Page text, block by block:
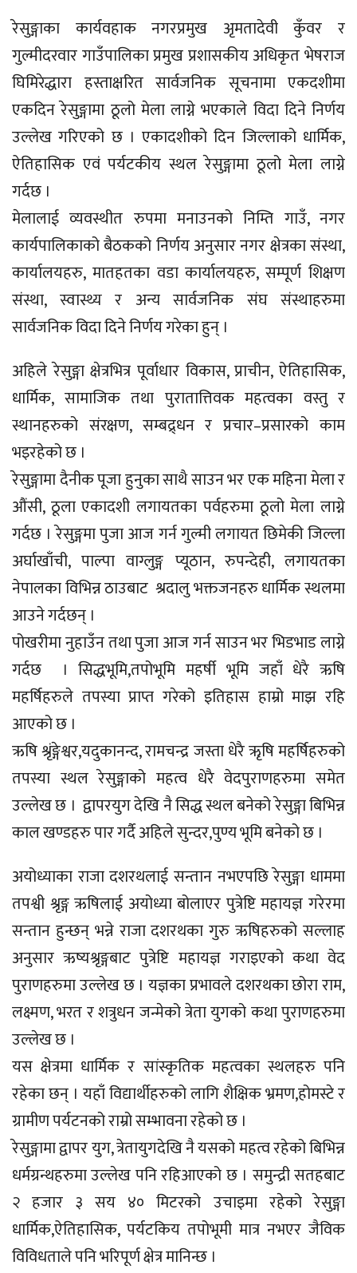
रेसुङ्गाका कार्यवहाक नगरप्रमुख अृमतादेवी कुँवर र
गुल्मीदरवार गाउँपालिका प्रमुख प्रशासकीय अधिकृत भेषराज
घिमिरेद्धारा हस्ताक्षरित सार्वजनिक सूचनामा एकदशीमा
एकदिन रेसुङ्गामा ठूलो मेला लाग्ने भएकाले विदा दिने निर्णय
उल्लेख गरिएको छ । एकादशीको दिन जिल्लाको धार्मिक,
ऐतिहासिक एवं पर्यटकीय स्थल रेसुङ्गामा ठूलो मेला लाग्ने
गर्दछ ।
मेलालाई व्यवस्थीत रुपमा मनाउनको निम्ति गाउँ, नगर
कार्यपालिकाको बैठकको निर्णय अनुसार नगर क्षेत्रका संस्था,
कार्यालयहरु, मातहतका वडा कार्यालयहरु, सम्पूर्ण शिक्षण
संस्था, स्वास्थ्य र अन्य सार्वजनिक संघ संस्थाहरुमा
सार्वजनिक विदा दिने निर्णय गरेका हुन् ।
अहिले रेसुङ्गा क्षेत्रभित्र पूर्वाधार विकास, प्राचीन, ऐतिहासिक,
धार्मिक, सामाजिक तथा पुरातात्तिवक महत्वका वस्तु र
स्थानहरुको संरक्षण, सम्बद्र्धन र प्रचार–प्रसारको काम
भइरहेको छ ।
रेसुङ्गामा दैनीक पूजा हुनुका साथै साउन भर एक महिना मेला र
औंसी, ठूला एकादशी लगायतका पर्वहरुमा ठूलो मेला लाग्ने
गर्दछ । रेसुङ्गमा पुजा आज गर्न गुल्मी लगायत छिमेकी जिल्ला
अर्घाखाँची, पाल्पा वाग्लुङ्ग प्यूठान, रुपन्देही, लगायतका
नेपालका विभिन्न ठाउबाट श्रदालु भक्तजनहरु धार्मिक स्थलमा
आउने गर्दछन् ।
पोखरीमा नुहाउँन तथा पुजा आज गर्न साउन भर भिडभाड लाग्ने
गर्दछ । सिद्धभूमि,तपोभूमि महर्षी भूमि जहाँ धेरै ऋषि
महर्षिहरुले तपस्या प्राप्त गरेको इतिहास हाम्रो माझ रहि
आएको छ ।
ऋषि श्रृंङ्गेश्वर,यदुकानन्द, रामचन्द्र जस्ता धेरै ऋृषि महर्षिहरुको
तपस्या स्थल रेसुङ्गाको महत्व धेरै वेदपुराणहरुमा समेत
उल्लेख छ । द्वापरयुग देखि नै सिद्ध स्थल बनेको रेसुङ्गा बिभिन्न
काल खण्डहरु पार गर्दै अहिले सुन्दर,पुण्य भूमि बनेको छ ।
अयोध्याका राजा दशरथलाई सन्तान नभएपछि रेसुङ्गा धाममा
तपश्वी श्रृङ्ग ऋषिलाई अयोध्या बोलाएर पुत्रेष्टि महायज्ञ गरेरमा
सन्तान हुन्छन् भन्ने राजा दशरथका गुरु ऋषिहरुको सल्लाह
अनुसार ऋष्यश्रृङ्गबाट पुत्रेष्टि महायज्ञ गराइएको कथा वेद
पुराणहरुमा उल्लेख छ । यज्ञका प्रभावले दशरथका छोरा राम,
लक्ष्मण, भरत र शत्रुधन जन्मेको त्रेता युगको कथा पुराणहरुमा
उल्लेख छ ।
यस क्षेत्रमा धार्मिक र सांस्कृतिक महत्वका स्थलहरु पनि
रहेका छन् । यहाँ विद्यार्थीहरुको लागि शैक्षिक भ्रमण,होमस्टे र
ग्रामीण पर्यटनको राम्रो सम्भावना रहेको छ ।
रेसुङ्गामा द्वापर युग, त्रेतायुगदेखि नै यसको महत्व रहेको बिभिन्न
धर्मग्रन्थहरुमा उल्लेख पनि रहिआएको छ । समुन्द्री सतहबाट
२ हजार ३ सय ४० मिटरको उचाइमा रहेको रेसुङ्गा
धार्मिक,ऐतिहासिक, पर्यटकिय तपोभूमी मात्र नभएर जैविक
विविधताले पनि भरिपूर्ण क्षेत्र मानिन्छ ।